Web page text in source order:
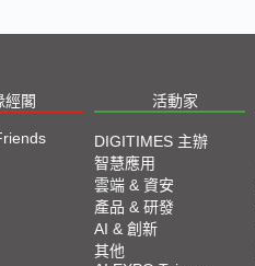
經閣 活動家
DIGITIMES 主辦
智慧應用
雲端 & 資安
產品 & 研發
AI & 創新
其他